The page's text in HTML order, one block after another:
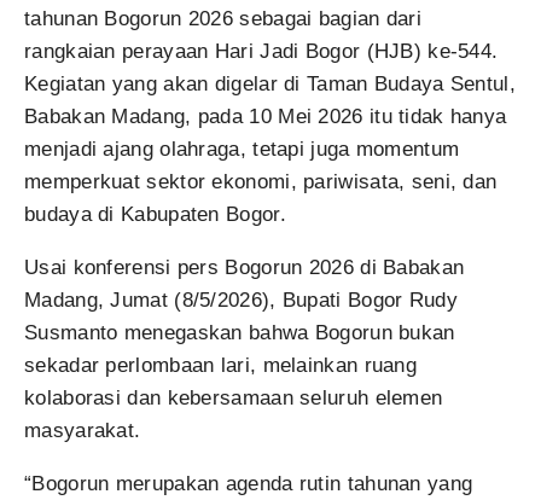
tahunan Bogorun 2026 sebagai bagian dari
rangkaian perayaan Hari Jadi Bogor (HJB) ke-544.
Kegiatan yang akan digelar di Taman Budaya Sentul,
Babakan Madang, pada 10 Mei 2026 itu tidak hanya
menjadi ajang olahraga, tetapi juga momentum
memperkuat sektor ekonomi, pariwisata, seni, dan
budaya di Kabupaten Bogor.
Usai konferensi pers Bogorun 2026 di Babakan
Madang, Jumat (8/5/2026), Bupati Bogor Rudy
Susmanto menegaskan bahwa Bogorun bukan
sekadar perlombaan lari, melainkan ruang
kolaborasi dan kebersamaan seluruh elemen
masyarakat.
“Bogorun merupakan agenda rutin tahunan yang